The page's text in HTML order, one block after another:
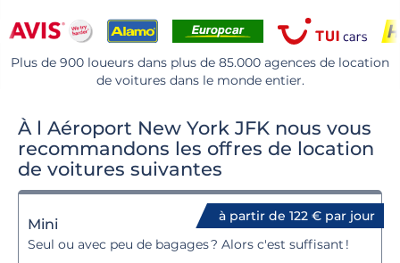
Plus de 900 loueurs dans plus de 85.000 agences de location
de voitures dans le monde entier.
À l Aéroport New York JFK nous vous
recommandons les offres de location
de voitures suivantes
à partir de 122 € par jour
Mini
Seul ou avec peu de bagages ? Alors c'est suffisant !